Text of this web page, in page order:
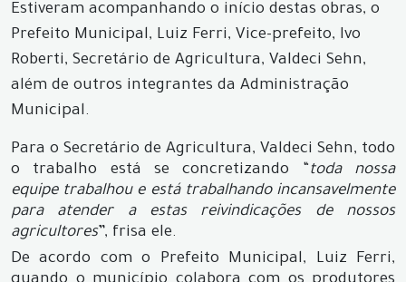
Estiveram acompanhando o início destas obras, o
Prefeito Municipal, Luiz Ferri, Vice-prefeito, Ivo
Roberti, Secretário de Agricultura, Valdeci Sehn,
além de outros integrantes da Administração
Municipal.
Para o Secretário de Agricultura, Valdeci Sehn, todo
o trabalho está se concretizando “toda nossa
equipe trabalhou e está trabalhando incansavelmente
para atender a estas reivindicações de nossos
agricultores”, frisa ele.
De acordo com o Prefeito Municipal, Luiz Ferri,